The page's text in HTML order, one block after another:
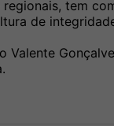
tem
de
Valente